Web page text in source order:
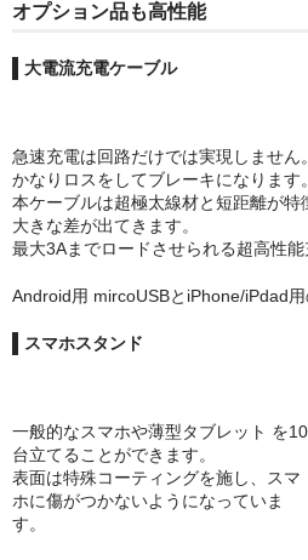
オプション品も高性能
大電流充電ケーブル
急速充電は回路だけでは実現しません
かなりロスをしてブレーキになります。
本ケーブルは超極太線材と短距離が
大きな差が出てきます。
最大3Aまでロードさせられる超高性能
Android用 mircoUSBとiPhone/iPdad用
スマホスタンド
一般的なスマホや薄型タブレット を10
台立てることができます。
表面は特殊コーティングを施し、スマ
ホに傷がつかないようになっていま
す。